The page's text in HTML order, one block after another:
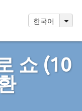
한국어
쇼 (10